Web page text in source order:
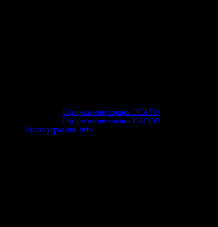
Оформление полиса ОСАГО
Оформление полиса КАСКО
Аксессуары для авто